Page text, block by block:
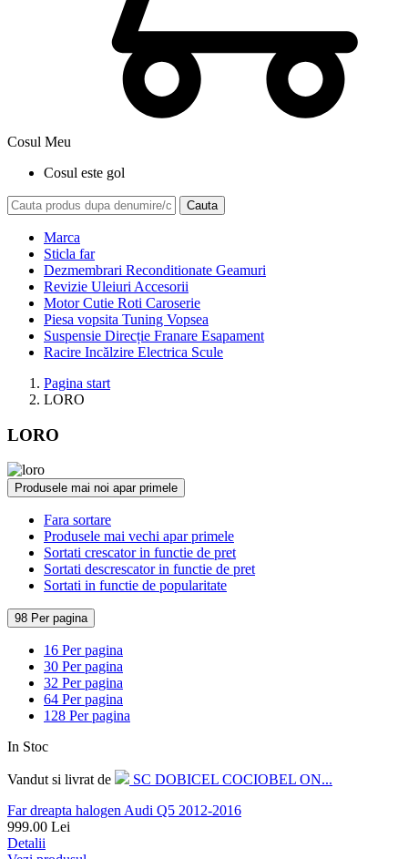
Cosul Meu
Cosul este gol
Cauta
Marca
Sticla far
Dezmembrari Reconditionate Geamuri
Revizie Uleiuri Accesorii
Motor Cutie Roti Caroserie
Piesa vopsita Tuning Vopsea
Suspensie Direcție Franare Esapament
Racire Incălzire Electrica Scule
Pagina start
LORO
LORO
Produsele mai noi apar primele
Fara sortare
Produsele mai vechi apar primele
Sortati crescator in functie de pret
Sortati descrescator in functie de pret
Sortati in functie de popularitate
98 Per pagina
16 Per pagina
30 Per pagina
32 Per pagina
64 Per pagina
128 Per pagina
In Stoc
Vandut si livrat de
SC DOBICEL COCIOBEL ON...
Far dreapta halogen Audi Q5 2012-2016
999.00 Lei
Detalii